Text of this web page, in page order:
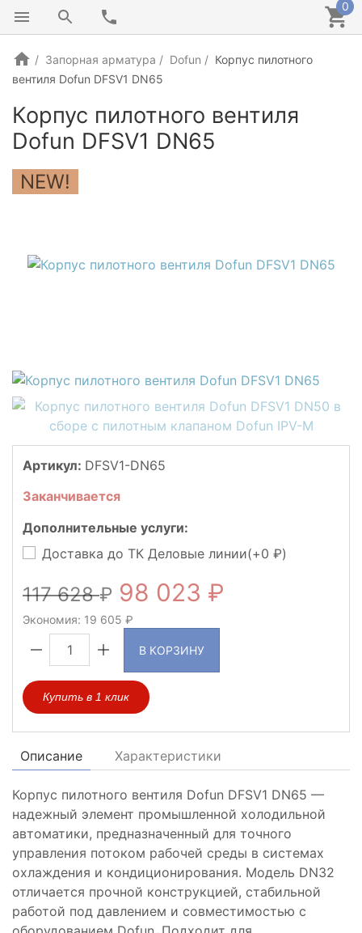
0
Запорная арматура Dofun
Корпус пилотного
вентиля Dofun DFSV1 DN65
Корпус пилотного вентиля
Dofun DFSV1 DN65
NEW!
Артикул: DFSV1-DN65
Заканчивается
Дополнительные услуги:
Доставка до ТК Деловые линии(+0 )
117 628 98 023
Экономия: 19 605
В КОРЗИНУ
Купить в 1 клик
Описание Характеристики
Корпус пилотного вентиля Dofun DFSV1 DN65 —
надежный элемент промышленной холодильной
автоматики, предназначенный для точного
управления потоком рабочей среды в системах
охлаждения и кондиционирования. Модель DN32
отличается прочной конструкцией, стабильной
работой под давлением и совместимостью с